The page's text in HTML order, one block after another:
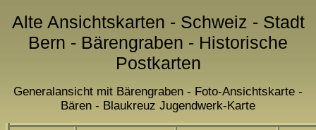
Alte Ansichtskarten - Schweiz - Stadt
Bern - Bärengraben - Historische
Postkarten
Generalansicht mit Bärengraben - Foto-Ansichtskarte -
Bären - Blaukreuz Jugendwerk-Karte